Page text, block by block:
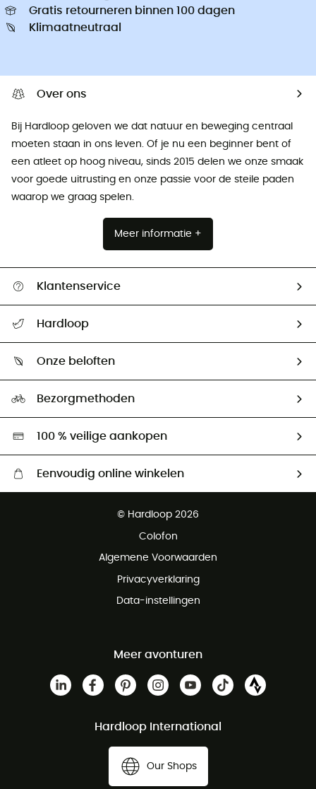
Gratis retourneren binnen 100 dagen
Klimaatneutraal
Over ons
Bij Hardloop geloven we dat natuur en beweging centraal
moeten staan ​​in ons leven. Of je nu een beginner bent of
een atleet op hoog niveau, sinds 2015 delen we onze smaak
voor goede uitrusting en onze passie voor de steile paden
waarop we graag spelen.
Meer informatie +
Klantenservice
Retourzendingen & Terugbetalingen
Hardloop
Ambassadeurs
Onze beloften
Hardgreen
Bezorgmethoden
100 % veilige aankopen
Eenvoudig online winkelen
Gratis retourneren binnen 100 dagen
© Hardloop 2026
Colofon
Algemene Voorwaarden
Privacyverklaring
Data-instellingen
Meer avonturen
Hardloop International
Our Shops